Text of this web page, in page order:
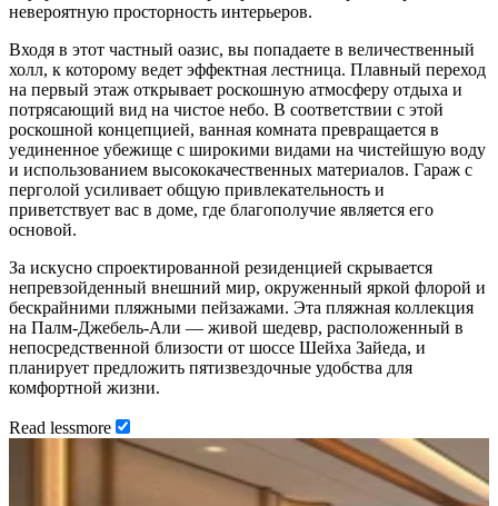
невероятную просторность интерьеров.
Входя в этот частный оазис, вы попадаете в величественный
холл, к которому ведет эффектная лестница. Плавный переход
на первый этаж открывает роскошную атмосферу отдыха и
потрясающий вид на чистое небо. В соответствии с этой
роскошной концепцией, ванная комната превращается в
уединенное убежище с широкими видами на чистейшую воду
и использованием высококачественных материалов. Гараж с
перголой усиливает общую привлекательность и
приветствует вас в доме, где благополучие является его
основой.
За искусно спроектированной резиденцией скрывается
непревзойденный внешний мир, окруженный яркой флорой и
бескрайними пляжными пейзажами. Эта пляжная коллекция
на Палм-Джебель-Али — живой шедевр, расположенный в
непосредственной близости от шоссе Шейха Зайеда, и
планирует предложить пятизвездочные удобства для
комфортной жизни.
Read lessmore